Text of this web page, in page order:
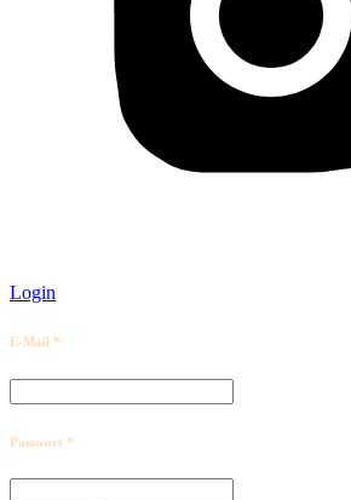
Login
E-Mail *
Passwort *